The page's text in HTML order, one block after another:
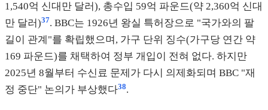
1,540억 신대만 달러), 총수입 59억 파운드(약 2,360억 신대
만 달러)37. BBC는 1926년 왕실 특허장으로 "국가와의 팔
길이 관계"를 확립했으며, 가구 단위 징수(가구당 연간 약
169 파운드)를 채택하여 정부 개입이 전혀 없다. 하지만
2025년 8월부터 수신료 문제가 다시 의제화되며 BBC "재
정 중단" 논의가 부상했다38.